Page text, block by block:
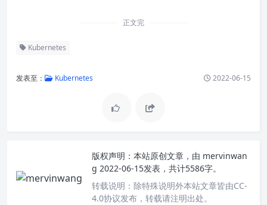
正文完
Kubernetes
发表至： Kubernetes 2022-06-15
版权声明： 本站原创文章，由 mervinwan
g 2022-06-15发表，共计5586字。
转载说明： 除特殊说明外本站文章皆由CC-
4.0协议发布，转载请注明出处。